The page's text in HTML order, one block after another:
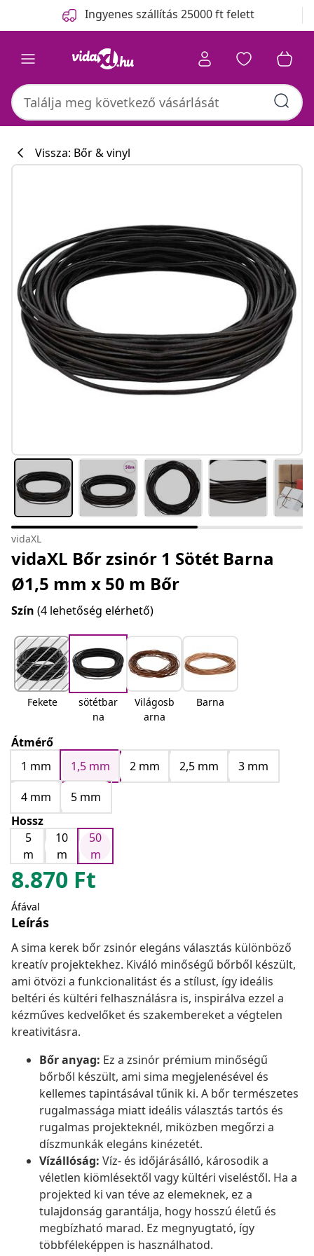
Ingyenes szállítás 25000 ft felett
Vissza: Bőr & vinyl
vidaXL
vidaXL Bőr zsinór 1 Sötét Barna
Ø1,5 mm x 50 m Bőr
Szín (4 lehetőség elérhető)
Fekete
sötétbar
na
Világosb
arna
Barna
Átmérő
1 mm
1,5 mm 2 mm 2,5 mm
3 mm
4 mm
5 mm
Hossz
5
m
10
m
50
m
8.870 Ft
Áfával
Leírás
A sima kerek bőr zsinór elegáns választás különböző
kreatív projektekhez. Kiváló minőségű bőrből készült,
ami ötvözi a funkcionalitást és a stílust, így ideális
beltéri és kültéri felhasználásra is, inspirálva ezzel a
kézműves kedvelőket és szakembereket a végtelen
kreativitásra.
Bőr anyag: Ez a zsinór prémium minőségű
bőrből készült, ami sima megjelenésével és
kellemes tapintásával tűnik ki. A bőr természetes
rugalmassága miatt ideális választás tartós és
rugalmas projekteknél, miközben megőrzi a
díszmunkák elegáns kinézetét.
Vízállóság: Víz- és időjárásálló, károsodik a
véletlen kiömlésektől vagy kültéri viseléstől. Ha a
projekted ki van téve az elemeknek, ez a
tulajdonság garantálja, hogy hosszú életű és
megbízható marad. Ez megnyugtató, így
többféleképpen is használhatod.